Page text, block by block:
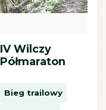
IV Wilczy
Półmaraton
Bieg trailowy